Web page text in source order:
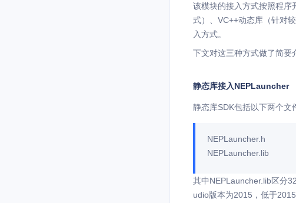
该模块的接入方式按照程序
式）、VC++动态库（针对
入方式。
下文对这三种方式做了简要
静态库接入NEPLauncher
静态库SDK包括以下两个文
NEPLauncher.h
NEPLauncher.lib
其中NEPLauncher.lib区分
udio版本为2015，低于